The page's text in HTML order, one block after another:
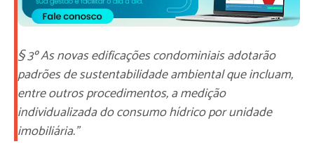
§ 3º As novas edificações condominiais adotarão
padrões de sustentabilidade ambiental que incluam,
entre outros procedimentos, a medição
individualizada do consumo hídrico por unidade
imobiliária.”